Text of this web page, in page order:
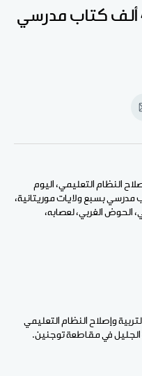
انطلاق قافلة لتوزيع 46 ألف كتاب مدرسي
النظام التعليمي، اليوم
قافلة لتوزيع 46 ألف كتاب مدرسي بسبع ولايات موريتانية،
الغربي، لعصابه،
وإصلاح النظام التعليمي
الجليل في مقاطعة توجنين.